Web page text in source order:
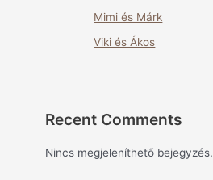
Mimi és Márk
Viki és Ákos
Recent Comments
Nincs megjeleníthető bejegyzés.